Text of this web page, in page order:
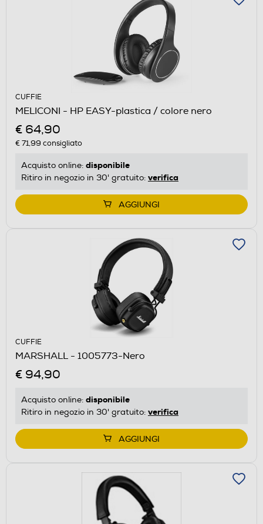
CUFFIE
MELICONI - HP EASY-plastica / colore nero
€ 64,90
€ 71,99 consigliato
Acquisto online: disponibile
Ritiro in negozio in 30' gratuito: verifica
AGGIUNGI
CUFFIE
MARSHALL - 1005773-Nero
€ 94,90
Acquisto online: disponibile
Ritiro in negozio in 30' gratuito: verifica
AGGIUNGI